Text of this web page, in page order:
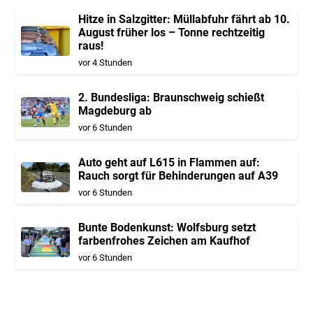
Hitze in Salzgitter: Müllabfuhr fährt ab 10.
August früher los – Tonne rechtzeitig
raus!
vor 4 Stunden
2. Bundesliga: Braunschweig schießt
Magdeburg ab
vor 6 Stunden
Auto geht auf L615 in Flammen auf:
Rauch sorgt für Behinderungen auf A39
vor 6 Stunden
Bunte Bodenkunst: Wolfsburg setzt
farbenfrohes Zeichen am Kaufhof
vor 6 Stunden